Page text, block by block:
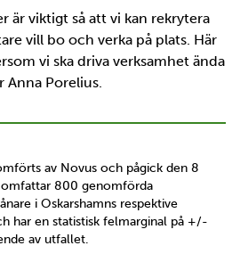
är viktigt så att vi kan rekrytera
vill bo och verka på plats. Här
vi ska driva verksamhet ända
Anna Porelius.
av Novus och pågick den 8
800 genomförda
i Oskarshamns respektive
har en statistisk felmarginal på +/-
av utfallet.